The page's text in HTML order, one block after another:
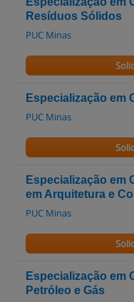
Resíduos Sólidos
PUC Minas
Especialização em
PUC Minas
Especialização em
em Arquitetura e
PUC Minas
Especialização em
Petróleo e Gás